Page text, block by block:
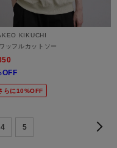
KIKUCHI
ッフルカットソー
らに10%OFF
4 5